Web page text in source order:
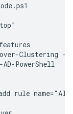
Clustering -
PowerShell
rule